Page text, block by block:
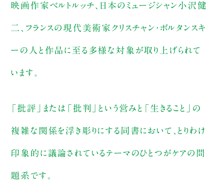
映画作家ベルトルッチ、日本のミュージシャン小沢健
二、フランスの現代美術家クリスチャン・ボルタンスキ
ーの人と作品に至る多様な対象が取り上げられて
います。
「批評」または「批判」という営みと「生きること」の
複雑な関係を浮き彫りにする同書において、とりわけ
印象的に議論されているテーマのひとつがケアの問
題系です。